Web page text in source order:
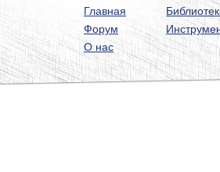
Главная
Форум
О нас